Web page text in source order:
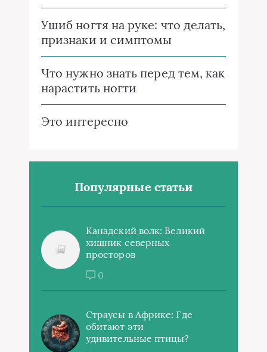
Ушиб ногтя на руке: что делать,
признаки и симптомы
Что нужно знать перед тем, как
нарастить ногти
Это интересно
Популярные статьи
Канадский волк: Великий
хищник северных
просторов
0
Страусы в Африке: Где
обитают эти
удивительные птицы?